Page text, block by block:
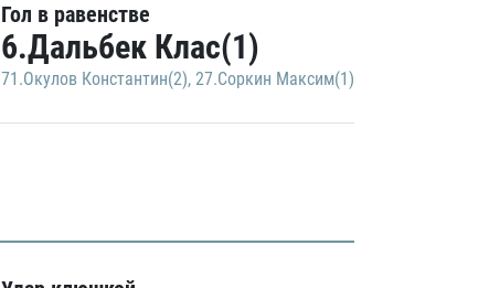
Гол в равенстве
6.Дальбек Клас(1)
71.Окулов Константин(2), 27.Соркин Максим(1)